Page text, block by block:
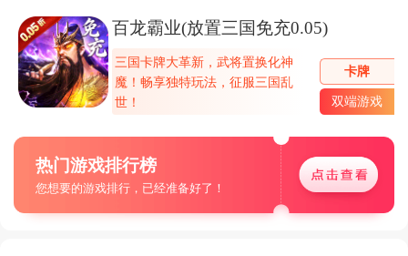
百龙霸业(放置三国免充0.05)
三国卡牌大革新，武将置换化神
魔！畅享独特玩法，征服三国乱
世！
卡牌
双端游戏
热门游戏排行榜
您想要的游戏排行，已经准备好了！